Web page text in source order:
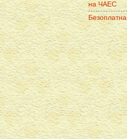
на ЧАЕС